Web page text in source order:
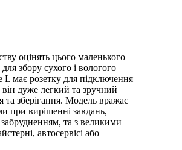
оцінять цього маленького
збору сухого і вологого
L має розетку для підключення
він дуже легкий та зручний
та зберігання. Модель вражає
при вирішенні завдань,
та з великими
автосервісі або